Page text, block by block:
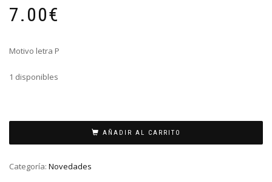
7.00€
Motivo letra P
1 disponibles
LETRA
cantidad
AÑADIR AL CARRITO
Categoría: Novedades